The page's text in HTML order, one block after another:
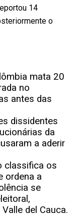
14
o
mata 20
no
antes das
dissidentes
da
a aderir
classifica os
ordena a
se
del Cauca.